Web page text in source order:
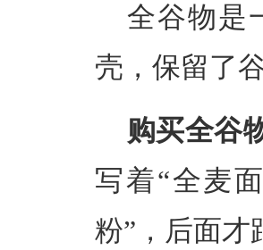
全谷物是
壳，保留了
购买全谷
写着“全麦
粉”，后面